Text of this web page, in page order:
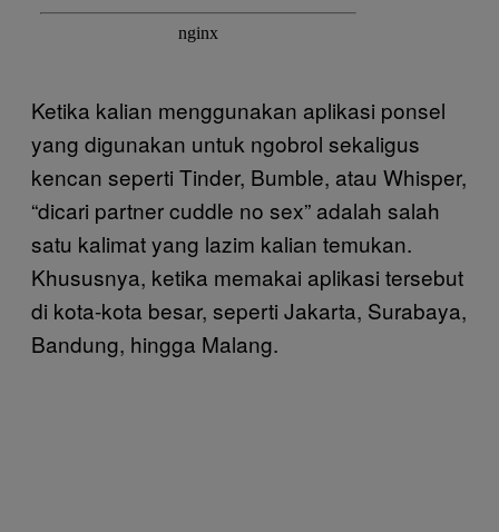
Ketika kalian menggunakan aplikasi ponsel
yang digunakan untuk ngobrol sekaligus
kencan seperti Tinder, Bumble, atau Whisper,
“dicari partner cuddle no sex” adalah salah
satu kalimat yang lazim kalian temukan.
Khususnya, ketika memakai aplikasi tersebut
di kota-kota besar, seperti Jakarta, Surabaya,
Bandung, hingga Malang.